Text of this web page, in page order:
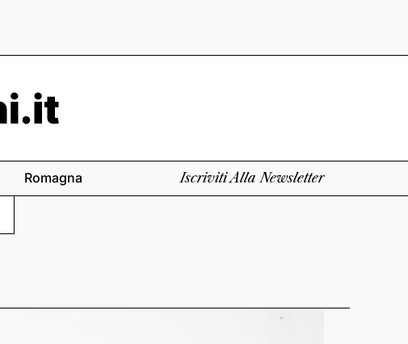
Romagna Iscriviti Alla Newsletter